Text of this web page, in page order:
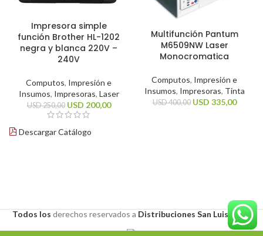
Impresora simple
función Brother HL-1202
negra y blanca 220V –
240V
Computos, Impresión e
Insumos, Impresoras, Laser
USD250,00 USD 200,00
Multifunción Pantum
M6509NW Laser
Monocromatica
Computos, Impresión e
Insumos, Impresoras, Tinta
USD400,00 USD 335,00
Descargar Catálogo
Todos los derechos reservados a Distribuciones San Luis S.A.S .